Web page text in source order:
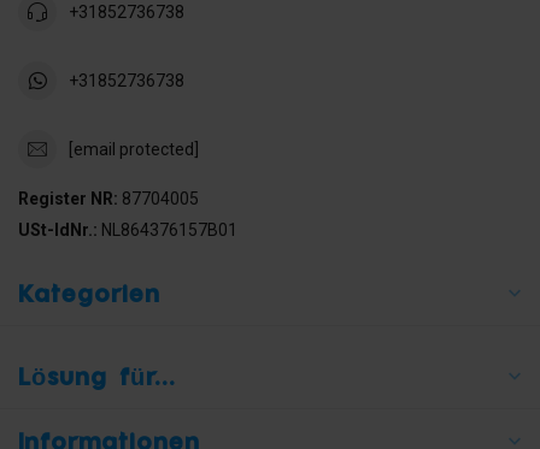
+31852736738
+31852736738
[email protected]
Register NR: 87704005
USt-IdNr.: NL864376157B01
Kategorien
Lösung für...
Informationen